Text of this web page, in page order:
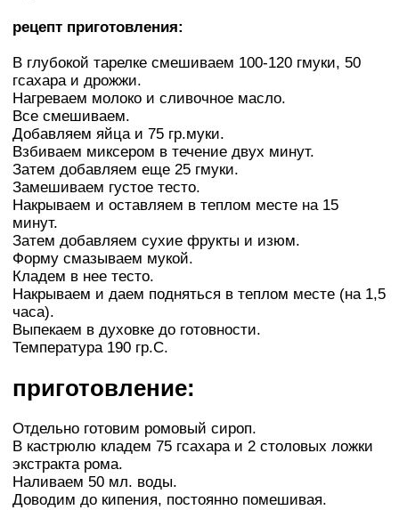
рецепт приготовления:
В глубокой тарелке смешиваем 100-120 гмуки, 50
гсахара и дрожжи.
Нагреваем молоко и сливочное масло.
Все смешиваем.
Добавляем яйца и 75 гр.муки.
Взбиваем миксером в течение двух минут.
Затем добавляем еще 25 гмуки.
Замешиваем густое тесто.
Накрываем и оставляем в теплом месте на 15
минут.
Затем добавляем сухие фрукты и изюм.
Форму смазываем мукой.
Кладем в нее тесто.
Накрываем и даем подняться в теплом месте (на 1,5
часа).
Выпекаем в духовке до готовности.
Температура 190 гр.С.
приготовление:
Отдельно готовим ромовый сироп.
В кастрюлю кладем 75 гсахара и 2 столовых ложки
экстракта рома.
Наливаем 50 мл. воды.
Доводим до кипения, постоянно помешивая.